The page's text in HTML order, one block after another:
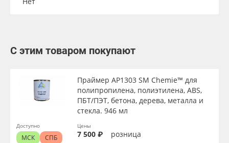
С этим товаром покупают
Праймер AP1303 SM Chemie™ для
полипропилена, полиэтилена, ABS,
ПБТ/ПЭТ, бетона, дерева, металла и
стекла. 946 мл
Цены
7 500 ₽ розница
Доступно
МСК
СПБ